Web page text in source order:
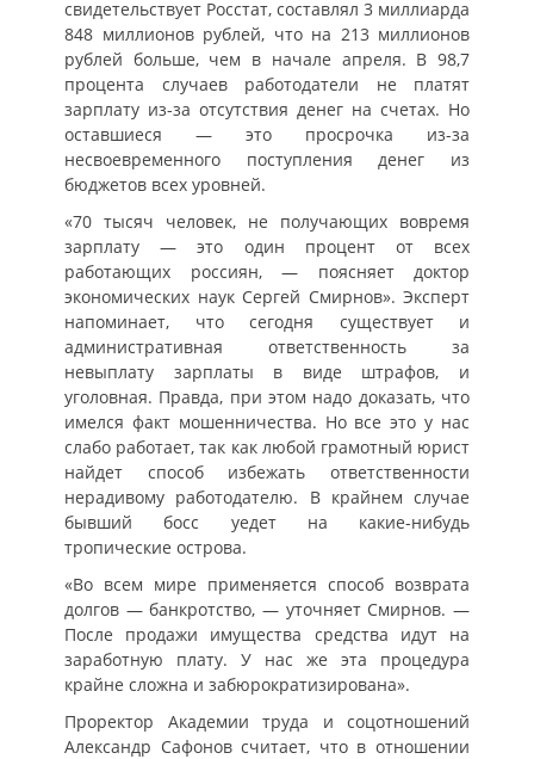
свидетельствует Росстат, составлял 3 миллиарда
848 миллионов рублей, что на 213 миллионов
рублей больше, чем в начале апреля. В 98,7
процента случаев работодатели не платят
зарплату из-за отсутствия денег на счетах. Но
оставшиеся — это просрочка из-за
несвоевременного поступления денег из
бюджетов всех уровней.
«70 тысяч человек, не получающих вовремя
зарплату — это один процент от всех
работающих россиян, — поясняет доктор
экономических наук Сергей Смирнов». Эксперт
напоминает, что сегодня существует и
административная ответственность за
невыплату зарплаты в виде штрафов, и
уголовная. Правда, при этом надо доказать, что
имелся факт мошенничества. Но все это у нас
слабо работает, так как любой грамотный юрист
найдет способ избежать ответственности
нерадивому работодателю. В крайнем случае
бывший босс уедет на какие-нибудь
тропические острова.
«Во всем мире применяется способ возврата
долгов — банкротство, — уточняет Смирнов. —
После продажи имущества средства идут на
заработную плату. У нас же эта процедура
крайне сложна и забюрократизирована».
Проректор Академии труда и соцотношений
Александр Сафонов считает, что в отношении